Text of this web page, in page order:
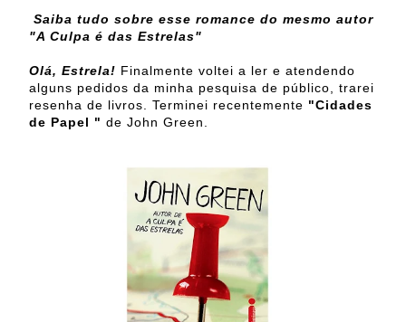
Saiba tudo sobre esse romance do mesmo autor
"A Culpa é das Estrelas"
Olá, Estrela! Finalmente voltei a ler e atendendo
alguns pedidos da minha pesquisa de público, trarei
resenha de livros. Terminei recentemente "Cidades
de Papel " de John Green.